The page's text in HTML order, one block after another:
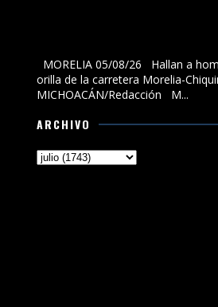
MORELIA 05/08/26 Hallan a
orilla de la carretera Morelia-
MICHOACÁN/Redacción M...
ARCHIVO